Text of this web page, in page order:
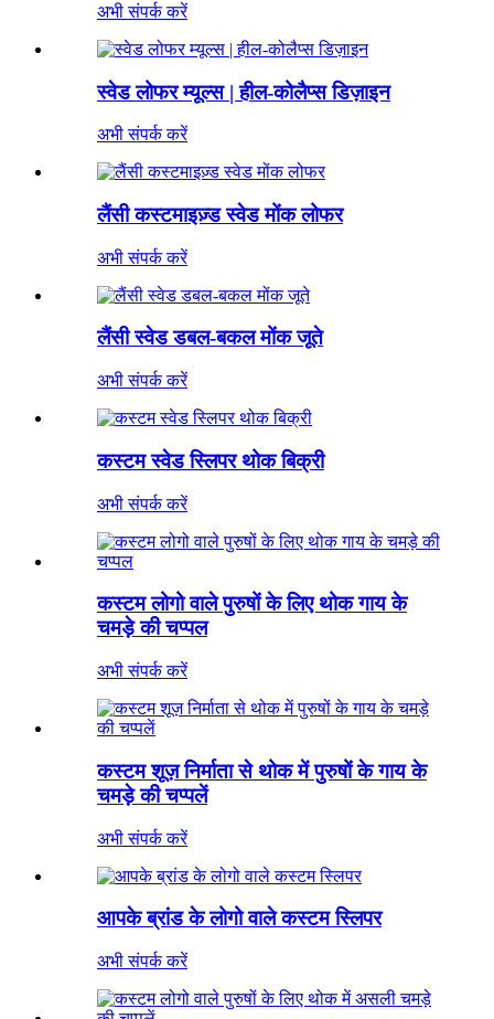
अभी संपर्क करें
स्वेड लोफर म्यूल्स | हील-कोलैप्स डिज़ाइन
अभी संपर्क करें
लैंसी कस्टमाइज़्ड स्वेड मोंक लोफर
अभी संपर्क करें
लैंसी स्वेड डबल-बकल मोंक जूते
अभी संपर्क करें
कस्टम स्वेड स्लिपर थोक बिक्री
अभी संपर्क करें
कस्टम लोगो वाले पुरुषों के लिए थोक गाय के
चमड़े की चप्पल
अभी संपर्क करें
कस्टम शूज़ निर्माता से थोक में पुरुषों के गाय के
चमड़े की चप्पलें
अभी संपर्क करें
आपके ब्रांड के लोगो वाले कस्टम स्लिपर
अभी संपर्क करें